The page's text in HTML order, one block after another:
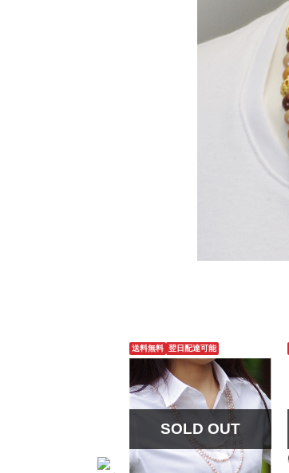
送料無料 翌日配達可能
SOLD OUT